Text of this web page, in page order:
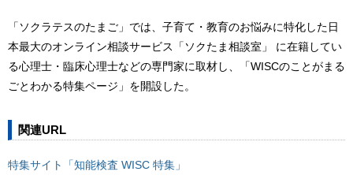
「ソクラテスのたまご」では、子育て・教育のお悩みに特化した日
本最大のオンライン相談サービス「ソクたま相談室」 に在籍してい
る心理士・臨床心理士などの専門家に取材し、「WISCのことがまる
ごとわかる特集ページ」を開設した。
関連URL
特集サイト「知能検査 WISC 特集」